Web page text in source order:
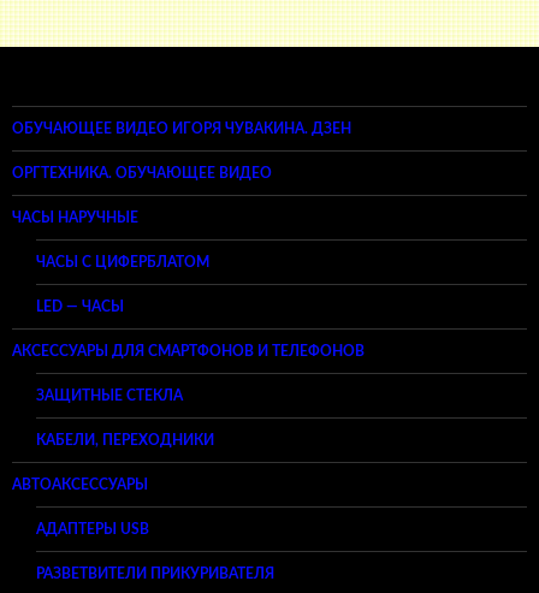
ОБУЧАЮЩЕЕ ВИДЕО ИГОРЯ ЧУВАКИНА. ДЗЕН
ОРГТЕХНИКА. ОБУЧАЮЩЕЕ ВИДЕО
ЧАСЫ НАРУЧНЫЕ
ЧАСЫ С ЦИФЕРБЛАТОМ
LED — ЧАСЫ
АКСЕССУАРЫ ДЛЯ СМАРТФОНОВ И ТЕЛЕФОНОВ
ЗАЩИТНЫЕ СТЕКЛА
КАБЕЛИ, ПЕРЕХОДНИКИ
АВТОАКСЕССУАРЫ
АДАПТЕРЫ USB
РАЗВЕТВИТЕЛИ ПРИКУРИВАТЕЛЯ